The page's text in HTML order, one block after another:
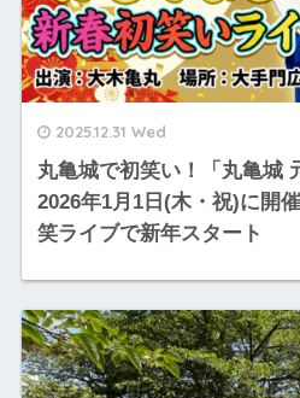
2025.12.31 Wed
丸亀城で初笑い！「丸亀城
2026年1月1日(木・祝)に開
笑ライブで新年スタート